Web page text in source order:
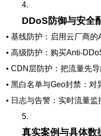
4.
DDoS防御与安全
• 基线防护：启用云厂商
• 高级防护：购买Anti-
• CDN层防护：把流量先
• 黑白名单与Geo封禁：对
• 日志与告警：实时流量
5.
真实案例与具体数